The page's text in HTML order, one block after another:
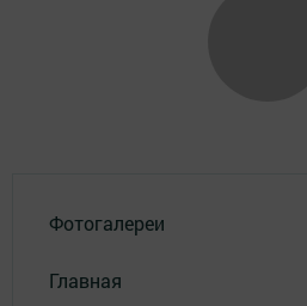
Фотогалереи
Главная